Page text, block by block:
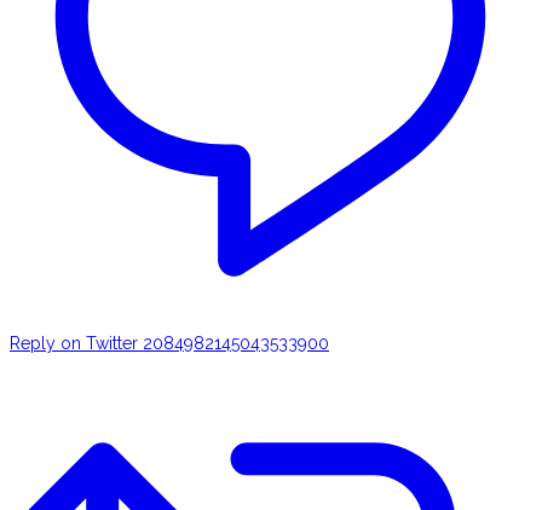
Reply on Twitter 2084982145043533900